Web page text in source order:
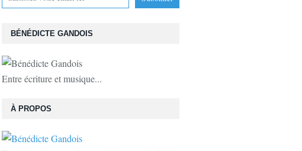
BÉNÉDICTE GANDOIS
Entre écriture et musique...
À PROPOS